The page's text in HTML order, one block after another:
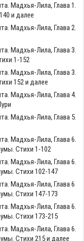
Мадхья-Лила, Глава 1.
и далее
Мадхья-Лила, Глава 2.
Мадхья-Лила, Глава 3.
1-152
Мадхья-Лила, Глава 3.
152 и далее
Мадхья-Лила, Глава 4.
Мадхья-Лила, Глава 5.
Мадхья-Лила, Глава 6.
Стихи 1-102
Мадхья-Лила, Глава 6.
Стихи 102-147
Мадхья-Лила, Глава 6
Стихи 147-173
Мадхья-Лила, Глава 6.
Стихи 173-215
Мадхья-Лила, Глава 6.
Стихи 215 и далее